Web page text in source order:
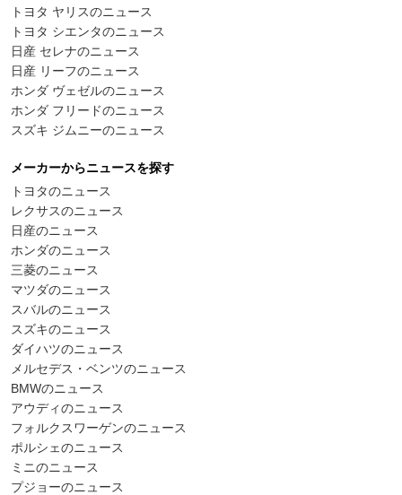
トヨタ ヤリスのニュース
トヨタ シエンタのニュース
日産 セレナのニュース
日産 リーフのニュース
ホンダ ヴェゼルのニュース
ホンダ フリードのニュース
スズキ ジムニーのニュース
メーカーからニュースを探す
トヨタのニュース
レクサスのニュース
日産のニュース
ホンダのニュース
三菱のニュース
マツダのニュース
スバルのニュース
スズキのニュース
ダイハツのニュース
メルセデス・ベンツのニュース
BMWのニュース
アウディのニュース
フォルクスワーゲンのニュース
ポルシェのニュース
ミニのニュース
プジョーのニュース